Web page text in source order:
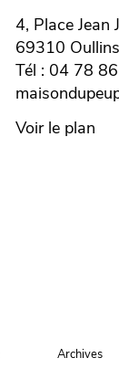
4, Place Jean
69310
Tél : 04 78
Voir le plan
Archives